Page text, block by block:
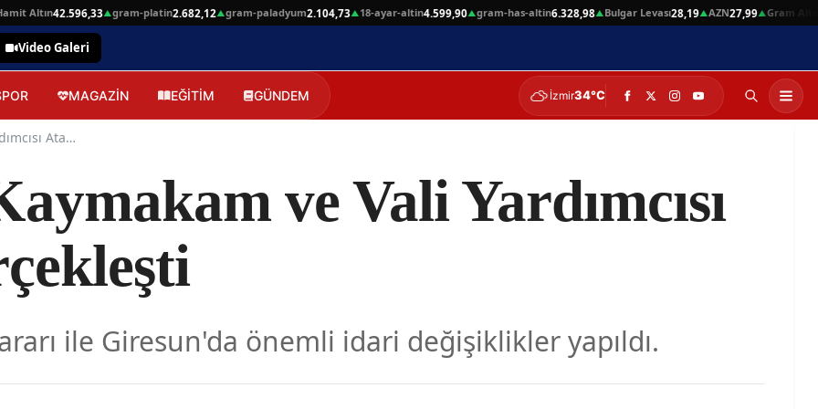
Altın42.596,33▲gram-platin2.682,12▲gram-paladyum2.104,73▲18-ayar-altin4.599,90▲gram-has-altin6.328,98▲Bulgar Levası28,19▲AZN27,99▲Gram Altın
Video Galeri
MAGAZİN EĞİTİM GÜNDEM İzmir34°C
Giresun'daki Kaymakam ve Vali Yardımcısı Atamaları Gerçekleşti
ve Vali Yardımcısı
ile Giresun'da önemli idari değişiklikler yapıldı.